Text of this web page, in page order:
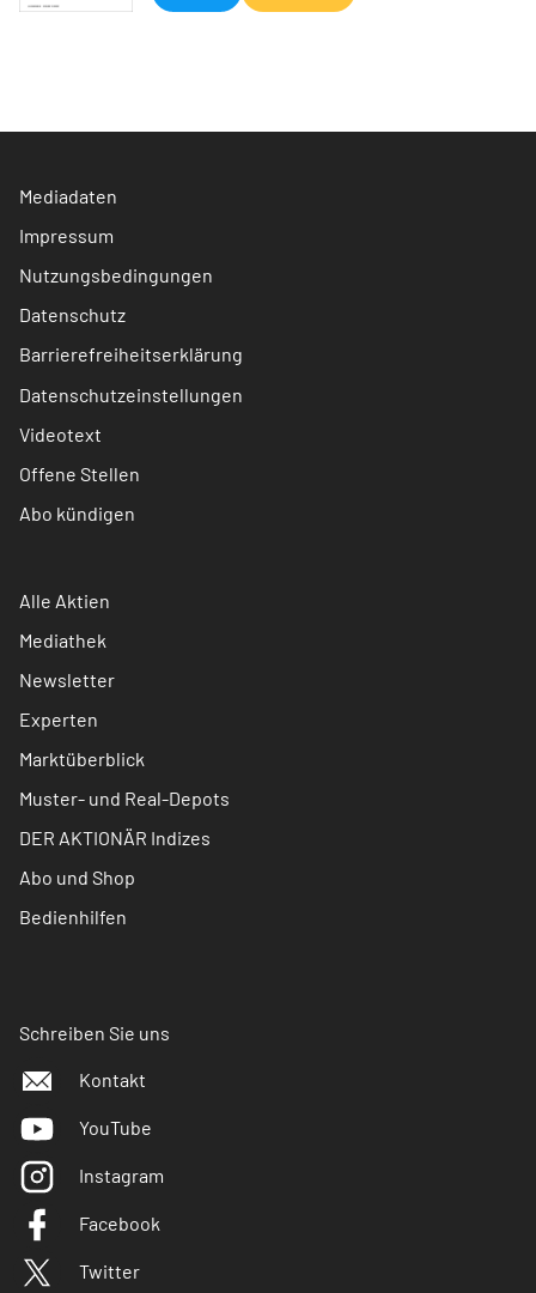
Mediadaten
Impressum
Nutzungsbedingungen
Datenschutz
Barrierefreiheitserklärung
Datenschutzeinstellungen
Videotext
Offene Stellen
Abo kündigen
Alle Aktien
Mediathek
Newsletter
Experten
Marktüberblick
Muster- und Real-Depots
DER AKTIONÄR Indizes
Abo und Shop
Bedienhilfen
Schreiben Sie uns
Kontakt
YouTube
Instagram
Facebook
Twitter